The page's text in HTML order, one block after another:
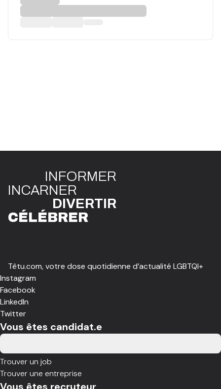
INFORMER
INCARNER
DIVERTIR
CÉLÉBRER
Têtu.com, votre dose quotidienne d’actualité LGBTQI+
Instagram
Facebook
LinkedIn
Twitter
Vous êtes candidat.e
Trouver un job
Trouver une entreprise